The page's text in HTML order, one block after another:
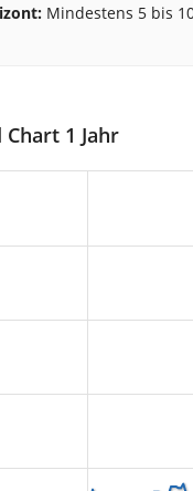
Mindestens 5 bis
Chart 1 Jahr